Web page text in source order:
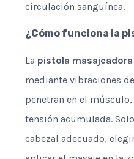
circulación sanguínea.
¿Cómo funciona la
La pistola
mediante vibraciones
penetran en el
tensión acumulada.
cabezal adecuado,